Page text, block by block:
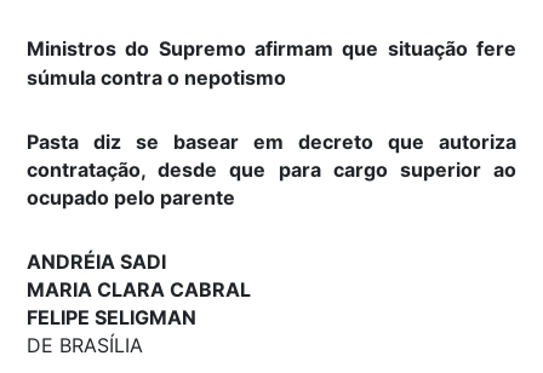
Ministros do Supremo afirmam que situação fere
súmula contra o nepotismo
Pasta diz se basear em decreto que autoriza
contratação, desde que para cargo superior ao
ocupado pelo parente
ANDRÉIA SADI
MARIA CLARA CABRAL
FELIPE SELIGMAN
DE BRASÍLIA